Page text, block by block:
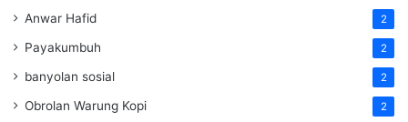
Anwar Hafid 2
Payakumbuh 2
banyolan sosial 2
Obrolan Warung Kopi 2